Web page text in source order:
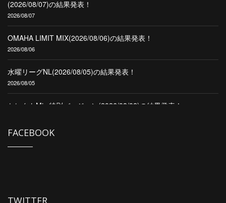
(2026/08/07)の結果発表！
2026/08/07
OMAHA LIMIT MIX(2026/08/06)の結果発表！
2026/08/06
水曜リーグNL(2026/08/05)の結果発表！
2026/08/05
セレクトMix 特別バージョン(2026/08/02)の結果発表！
CPL Second(2026/08/01)の結果発表！
FACEBOOK
TWITTER